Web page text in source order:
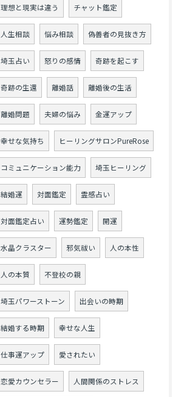
理想と現実は違う チャット鑑定
人生相談 悩み相談 偽善者の見抜き方
埼玉占い 怒りの感情 奇跡を起こす
奇跡の生還 離婚話 離婚後の生活
離婚問題 夫婦の悩み 金運アップ
幸せな気持ち ヒーリングサロンPureRose
コミュニケーション能力 埼玉ヒーリング
結婚運 対面鑑定 霊感占い
対面鑑定占い 運勢鑑定 開運
水晶クラスター 邪気祓い 人の本性
人の本質 不登校の親
埼玉パワーストーン 出会いの時期
結婚する時期 幸せな人生
仕事運アップ 愛されたい
恋愛カウンセラー 人間関係のストレス